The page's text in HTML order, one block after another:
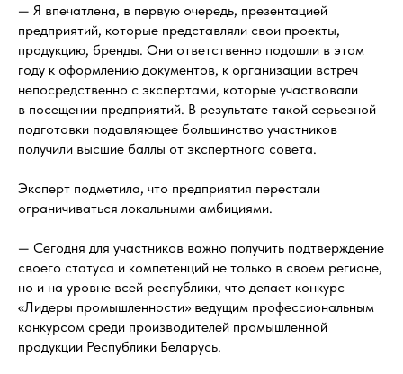
— Я впечатлена, в первую очередь, презентацией
предприятий, которые представляли свои проекты,
продукцию, бренды. Они ответственно подошли в этом
году к оформлению документов, к организации встреч
непосредственно с экспертами, которые участвовали
в посещении предприятий. В результате такой серьезной
подготовки подавляющее большинство участников
получили высшие баллы от экспертного совета.
Эксперт подметила, что предприятия перестали
ограничиваться локальными амбициями.
— Сегодня для участников важно получить подтверждение
своего статуса и компетенций не только в своем регионе,
но и на уровне всей республики, что делает конкурс
«Лидеры промышленности» ведущим профессиональным
конкурсом среди производителей промышленной
продукции Республики Беларусь.